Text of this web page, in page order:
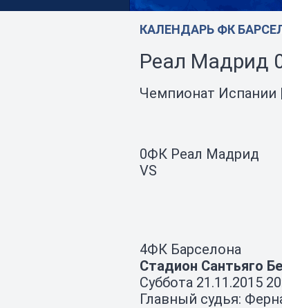
КАЛЕНДАРЬ ФК
Реал Мадрид
Чемпионат Испании
0ФК Реал Мадрид
VS
4ФК Барселона
Стадион Сантьяго
Суббота 21.11.2015
Главный судья: